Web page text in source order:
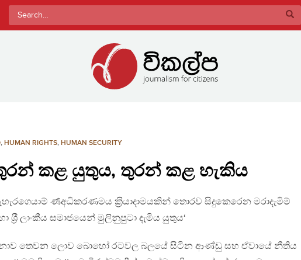
Search
for:
, HUMAN RIGHTS, HUMAN SECURITY
කළ යුතුය, තුරන් කළ හැකිය
ර්‍ණඅධිකරණමය ක‍්‍රියාදාමයකින් තොරව සිදුකෙරෙන මරාදැමිම්
ශ‍්‍රී ලාංකීය සමාජයෙන් මුලිනුපුටා දැමිය යුතුය‘
නොව තෙවන ලොව බොහෝ රටවල බලයේ සිටින ආණ්ඩු සහ ඒවායේ නීතිය